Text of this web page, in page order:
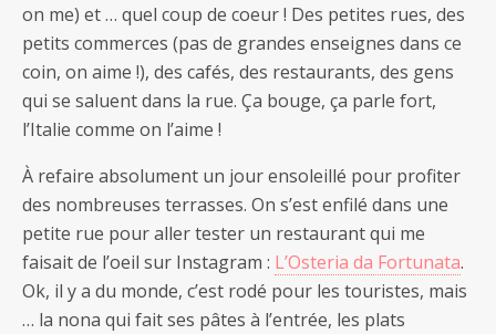
on me) et … quel coup de coeur ! Des petites rues, des
petits commerces (pas de grandes enseignes dans ce
coin, on aime !), des cafés, des restaurants, des gens
qui se saluent dans la rue. Ça bouge, ça parle fort,
l’Italie comme on l’aime !
À refaire absolument un jour ensoleillé pour profiter
des nombreuses terrasses. On s’est enfilé dans une
petite rue pour aller tester un restaurant qui me
faisait de l’oeil sur Instagram : L’Osteria da Fortunata.
Ok, il y a du monde, c’est rodé pour les touristes, mais
… la nona qui fait ses pâtes à l’entrée, les plats